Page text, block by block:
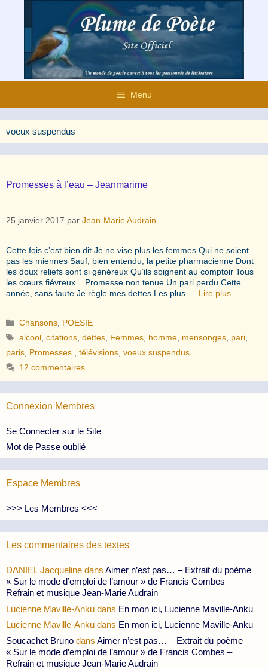
contenu
Menu
voeux suspendus
Promesses à l’eau – Jeanmarime
25 janvier 2017 par Jean-Marie Audrain
Cette fois c’est bien dit Je ne vise plus les femmes Qui ne soient
pas les miennes Sauf, bien entendu, la petite pharmacienne Dont
les doux reliefs sont si généreux Qu’ils soignent au comptoir Tous
les cœurs fiévreux. Promesse non tenue Un pari perdu Cette
année, sans faute Je règle mes dettes Les plus … Lire plus
Catégories
Chansons POESIE
Étiquettes
alcool ,citations ,dettes Femmes homme mensonges pari
paris Promesses. télévisions voeux suspendus
12 commentaires
Connexion Membres
Se Connecter sur le Site
Mot de Passe oublié
Espace Membres
>>> Les Membres <<<
Les commentaires des textes
DANIEL Jacqueline dans Aimer n’est pas… – Extrait du poème
« Sur le mode d’emploi de l’amour » de Francis Combes –
Refrain et musique Jean-Marie Audrain
Lucienne Maville-Anku dans En mon ici, Lucienne Maville-Anku
Lucienne Maville-Anku dans En mon ici, Lucienne Maville-Anku
Soucachet Bruno dans Aimer n’est pas… – Extrait du poème
« Sur le mode d’emploi de l’amour » de Francis Combes –
Refrain et musique Jean-Marie Audrain